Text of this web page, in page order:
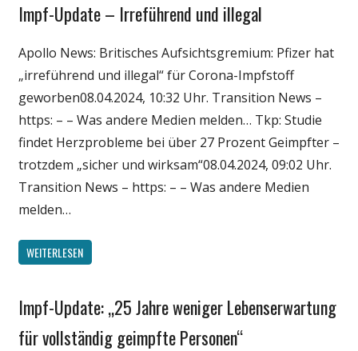
Gesellschaft
Politik
Wirtschaft
Wissenschaft
Impf-Update – Irreführend und illegal
Apollo News: Britisches Aufsichtsgremium: Pfizer hat
„irreführend und illegal“ für Corona-Impfstoff
geworben08.04.2024, 10:32 Uhr. Transition News –
https: – – Was andere Medien melden… Tkp: Studie
findet Herzprobleme bei über 27 Prozent Geimpfter –
trotzdem „sicher und wirksam“08.04.2024, 09:02 Uhr.
Transition News – https: – – Was andere Medien
melden…
WEITERLESEN
Gesellschaft
Medien
Impf-Update: „25 Jahre weniger Lebenserwartung
für vollständig geimpfte Personen“